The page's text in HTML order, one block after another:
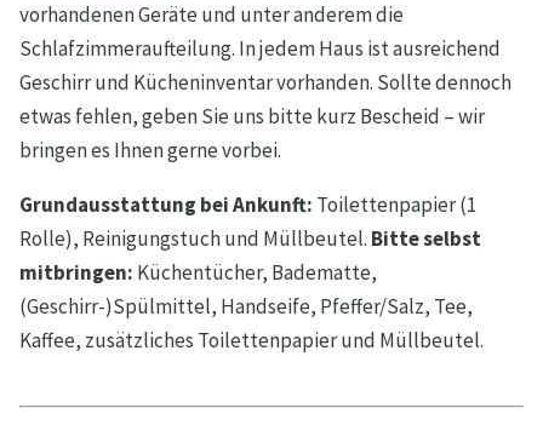
vorhandenen Geräte und unter anderem die
Schlafzimmeraufteilung. In jedem Haus ist ausreichend
Geschirr und Kücheninventar vorhanden. Sollte dennoch
etwas fehlen, geben Sie uns bitte kurz Bescheid – wir
bringen es Ihnen gerne vorbei.
Grundausstattung bei Ankunft: Toilettenpapier (1
Rolle), Reinigungstuch und Müllbeutel. Bitte selbst
mitbringen: Küchentücher, Badematte,
(Geschirr-)Spülmittel, Handseife, Pfeffer/Salz, Tee,
Kaffee, zusätzliches Toilettenpapier und Müllbeutel.